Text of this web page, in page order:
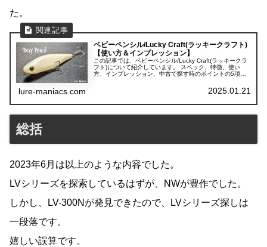
た。
ベビーペンシル/Lucky Craft(ラッキークラフト)
【使い方＆インプレッション】
この記事では、ベビーペンシル/Lucky Craft(ラッキークラ
フト)について紹介しています。 スペック、特徴、使い
方、インプレッション、中古で探す時のポイントの5項目
lure-maniacs.com 2025.01.21
総括
2023年6月は以上のような内容でした。
LVシリーズを探索しているはずが、NWが豊作でした。
しかし、LV-300Nが発見できたので、LVシリーズ探しは
一段落です。
嬉しい誤算です。